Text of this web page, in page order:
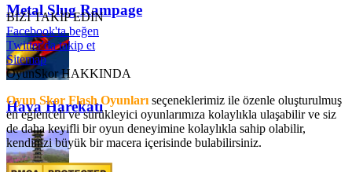
Metal Slug Rampage
Hava Harekatı
BİZİ TAKİP EDİN
Facebook'ta beğen
Twitter'da takip et
Sitemap
OyunSkor HAKKINDA
Oyun Skor Flash Oyunları seçeneklerimiz ile özenle oluşturulmuş
en eğlenceli ve sürükleyici oyunlarımıza kolaylıkla ulaşabilir ve siz
de daha keyifli bir oyun deneyimine kolaylıkla sahip olabilir,
kendinizi büyük bir macera içerisinde bulabilirsiniz.